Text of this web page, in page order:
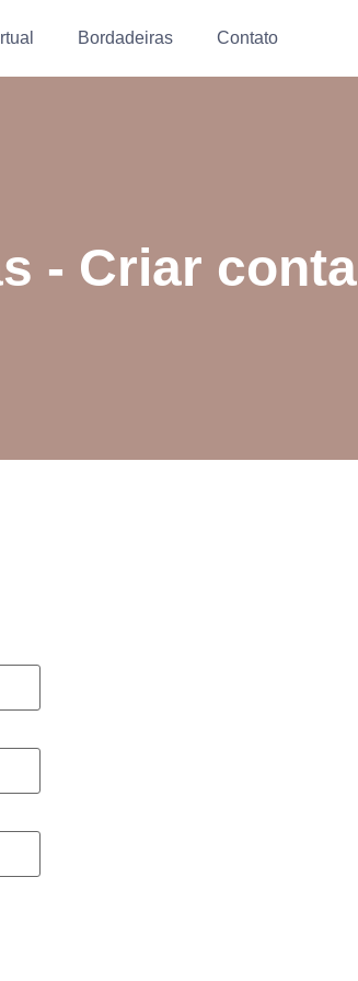
Bordadeiras Contato
- Criar conta